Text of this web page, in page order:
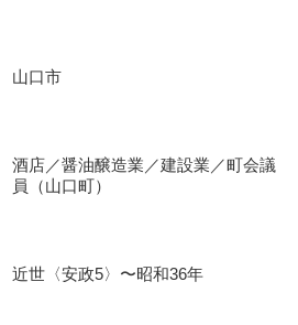
山口市）
山口市
酒店／醤油醸造業／建設業／町会議
員（山口町）
近世〈安政5〉〜昭和36年